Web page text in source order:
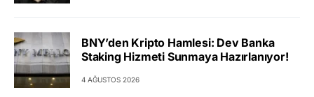
BNY’den Kripto Hamlesi: Dev Banka
Staking Hizmeti Sunmaya Hazırlanıyor!
4 AĞUSTOS 2026